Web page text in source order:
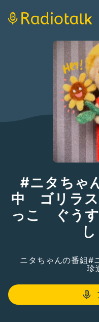
#ニタちゃ
中 ゴリラ
っこ ぐうす
ニタちゃんの番組#
珍